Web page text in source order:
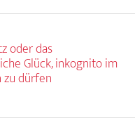
oder das
Glück, inkognito im
dürfen